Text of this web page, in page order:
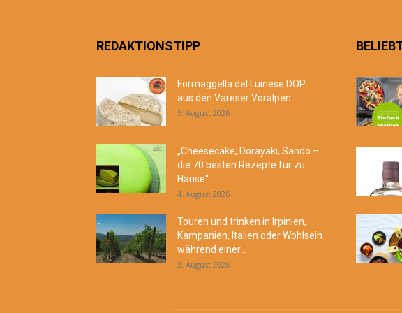
REDAKTIONSTIPP
Formaggella del Luinese DOP
aus den Vareser Voralpen
5. August 2026
„Cheesecake, Dorayaki, Sando –
die 70 besten Rezepte für zu
Hause“...
4. August 2026
Touren und trinken in Irpinien,
Kampanien, Italien oder Wohlsein
während einer...
3. August 2026